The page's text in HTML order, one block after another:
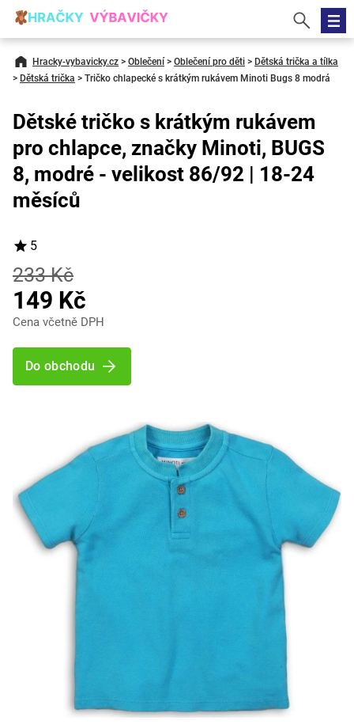
Hracky-vybavicky.cz > Oblečení > Oblečení pro děti > Dětská trička a tílka
> Dětská trička > Tričko chlapecké s krátkým rukávem Minoti Bugs 8 modrá
Dětské tričko s krátkým rukávem
pro chlapce, značky Minoti, BUGS
8, modré - velikost 86/92 | 18-24
měsíců
5
233 Kč
149 Kč
Cena včetně DPH
Do obchodu